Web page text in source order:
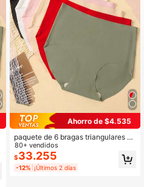
Ahorro de $4.535
paquete de 6 bragas triangulares si
n costuras para mujer, invisibles y c
ómodas, adecuadas para Navidad
80+ vendidos
$33.255
-12% ¡Últimos 2 días